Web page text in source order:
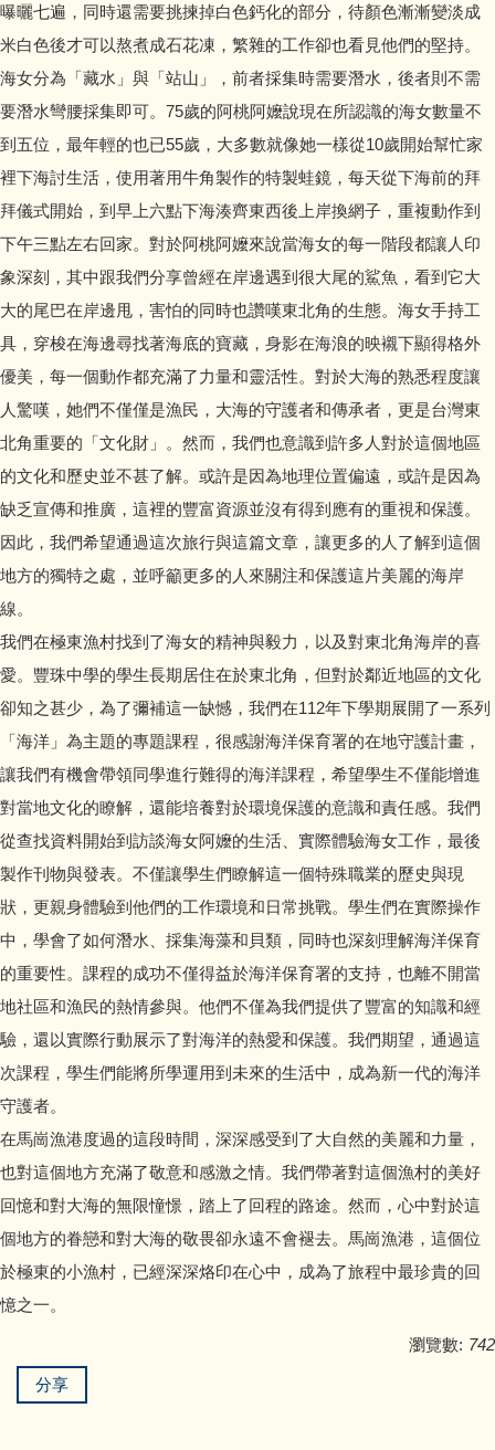
曝曬七遍，同時還需要挑揀掉白色鈣化的部分，待顏色漸漸變淡成
米白色後才可以熬煮成石花凍，繁雜的工作卻也看見他們的堅持。
海女分為「藏水」與「站山」，前者採集時需要潛水，後者則不需
要潛水彎腰採集即可。75歲的阿桃阿嬤說現在所認識的海女數量不
到五位，最年輕的也已55歲，大多數就像她一樣從10歲開始幫忙家
裡下海討生活，使用著用牛角製作的特製蛙鏡，每天從下海前的拜
拜儀式開始，到早上六點下海湊齊東西後上岸換網子，重複動作到
下午三點左右回家。對於阿桃阿嬤來說當海女的每一階段都讓人印
象深刻，其中跟我們分享曾經在岸邊遇到很大尾的鯊魚，看到它大
大的尾巴在岸邊甩，害怕的同時也讚嘆東北角的生態。海女手持工
具，穿梭在海邊尋找著海底的寶藏，身影在海浪的映襯下顯得格外
優美，每一個動作都充滿了力量和靈活性。對於大海的熟悉程度讓
人驚嘆，她們不僅僅是漁民，大海的守護者和傳承者，更是台灣東
北角重要的「文化財」。然而，我們也意識到許多人對於這個地區
的文化和歷史並不甚了解。或許是因為地理位置偏遠，或許是因為
缺乏宣傳和推廣，這裡的豐富資源並沒有得到應有的重視和保護。
因此，我們希望通過這次旅行與這篇文章，讓更多的人了解到這個
地方的獨特之處，並呼籲更多的人來關注和保護這片美麗的海岸
線。
我們在極東漁村找到了海女的精神與毅力，以及對東北角海岸的喜
愛。豐珠中學的學生長期居住在於東北角，但對於鄰近地區的文化
卻知之甚少，為了彌補這一缺憾，我們在112年下學期展開了一系列
「海洋」為主題的專題課程，很感謝海洋保育署的在地守護計畫，
讓我們有機會帶領同學進行難得的海洋課程，希望學生不僅能增進
對當地文化的瞭解，還能培養對於環境保護的意識和責任感。我們
從查找資料開始到訪談海女阿嬤的生活、實際體驗海女工作，最後
製作刊物與發表。不僅讓學生們瞭解這一個特殊職業的歷史與現
狀，更親身體驗到他們的工作環境和日常挑戰。學生們在實際操作
中，學會了如何潛水、採集海藻和貝類，同時也深刻理解海洋保育
的重要性。課程的成功不僅得益於海洋保育署的支持，也離不開當
地社區和漁民的熱情參與。他們不僅為我們提供了豐富的知識和經
驗，還以實際行動展示了對海洋的熱愛和保護。我們期望，通過這
次課程，學生們能將所學運用到未來的生活中，成為新一代的海洋
守護者。
在馬崗漁港度過的這段時間，深深感受到了大自然的美麗和力量，
也對這個地方充滿了敬意和感激之情。我們帶著對這個漁村的美好
回憶和對大海的無限憧憬，踏上了回程的路途。然而，心中對於這
個地方的眷戀和對大海的敬畏卻永遠不會褪去。馬崗漁港，這個位
於極東的小漁村，已經深深烙印在心中，成為了旅程中最珍貴的回
憶之一。
瀏覽數: 742
分享